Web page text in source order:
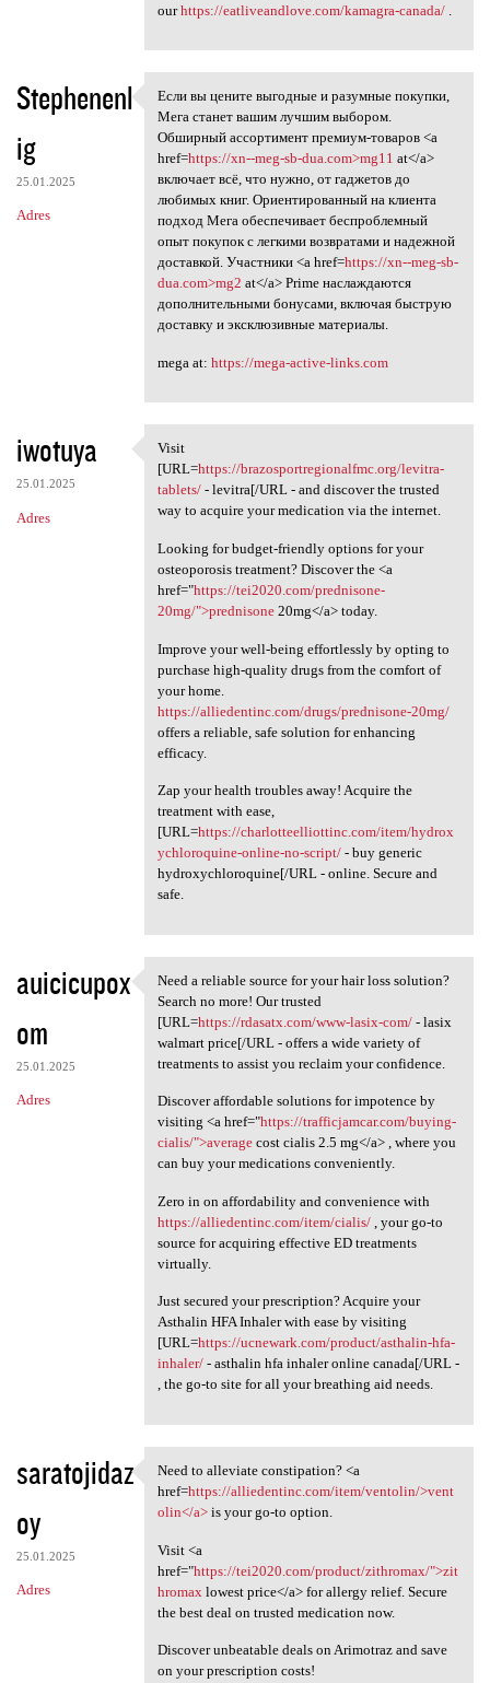
ourhttps://eatliveandlove.com/kamagra-canada/.
Stephenenl
ig
25.01.2025
Adres
Если вы цените выгодные и
Если вы цените выгодные и разумные покупки,
Мега станет вашим лучшим выбором.
Обширный ассортимент премиум-товаров <a
href=https://xn--meg-sb-dua.com>mg11 at</a>
включает всё, что нужно, от гаджетов до
любимых книг. Ориентированный на клиента
подход Мега обеспечивает беспроблемный
опыт покупок с легкими возвратами и надежной
доставкой. Участники <a href=https://xn--meg-sb-
dua.com>mg2 at</a> Prime наслаждаются
дополнительными бонусами, включая быструю
доставку и эксклюзивные материалы.
mega at: https://mega-active-links.com
iwotuya
25.01.2025
Adres
Visit [URL=https:/
Visit
[URL=https://brazosportregionalfmc.org/levitra-
tablets/- levitra[/URL - and discover the trusted
way to acquire your medication via the internet.
Looking for budget-friendly options for your
osteoporosis treatment? Discover the <a
href="https://tei2020.com/prednisone-
20mg/">prednisone20mg</a> today.
Improve your well-being effortlessly by opting to
purchase high-quality drugs from the comfort of
your home.
https://alliedentinc.com/drugs/prednisone-20mg/
offers a reliable, safe solution for enhancing
efficacy.
Zap your health troubles away! Acquire the
treatment with ease,
[URL=https://charlotteelliottinc.com/item/hydrox
ychloroquine-online-no-script/- buy generic
hydroxychloroquine[/URL - online. Secure and
safe.
auicicupox
om
25.01.2025
Adres
Need a reliable source for
Need a reliable source for your hair loss solution?
Search no more! Our trusted
[URL=https://rdasatx.com/www-lasix-com/- lasix
walmart price[/URL - offers a wide variety of
treatments to assist you reclaim your confidence.
Discover affordable solutions for impotence by
visiting <a href="https://trafficjamcar.com/buying-
cialis/">averagecost cialis 2.5 mg</a> , where you
can buy your medications conveniently.
Zero in on affordability and convenience with
https://alliedentinc.com/item/cialis/, your go-to
source for acquiring effective ED treatments
virtually.
Just secured your prescription? Acquire your
Asthalin HFA Inhaler with ease by visiting
[URL=https://ucnewark.com/product/asthalin-hfa-
inhaler/- asthalin hfa inhaler online canada[/URL -
, the go-to site for all your breathing aid needs.
saratojidaz
oy
25.01.2025
Adres
Need to alleviate
Need to alleviate constipation? <a
href=https://alliedentinc.com/item/ventolin/>vent
olin</a>is your go-to option.
Visit <a
href="https://tei2020.com/product/zithromax/">zit
hromax lowest price</a> for allergy relief. Secure
the best deal on trusted medication now.
Discover unbeatable deals on Arimotraz and save
on your prescription costs!